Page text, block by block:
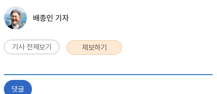
배종인 기자
기사 전체보기 제보하기
댓글